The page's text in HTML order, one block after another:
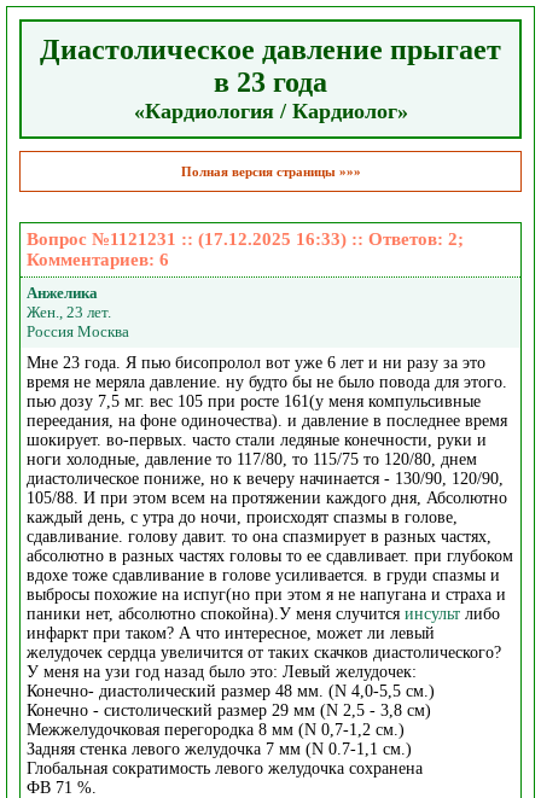
Диастолическое давление прыгает
в 23 года
«Кардиология / Кардиолог»
Полная версия страницы »»»
Вопрос №1121231 :: (17.12.2025 16:33) :: Ответов: 2;
Комментариев: 6
Анжелика
Жен., 23 лет.
Россия Москва
Мне 23 года. Я пью бисопролол вот уже 6 лет и ни разу за это
время не меряла давление. ну будто бы не было повода для этого.
пью дозу 7,5 мг. вес 105 при росте 161(у меня компульсивные
переедания, на фоне одиночества). и давление в последнее время
шокирует. во-первых. часто стали ледяные конечности, руки и
ноги холодные, давление то 117/80, то 115/75 то 120/80, днем
диастолическое пониже, но к вечеру начинается - 130/90, 120/90,
105/88. И при этом всем на протяжении каждого дня, Абсолютно
каждый день, с утра до ночи, происходят спазмы в голове,
сдавливание. голову давит. то она спазмирует в разных частях,
абсолютно в разных частях головы то ее сдавливает. при глубоком
вдохе тоже сдавливание в голове усиливается. в груди спазмы и
выбросы похожие на испуг(но при этом я не напугана и страха и
паники нет, абсолютно спокойна).У меня случится инсульт либо
инфаркт при таком? А что интересное, может ли левый
желудочек сердца увеличится от таких скачков диастолического?
У меня на узи год назад было это: Левый желудочек:
Конечно- диастолический размер 48 мм. (N 4,0-5,5 см.)
Конечно - систолический размер 29 мм (N 2,5 - 3,8 см)
Межжелудочковая перегородка 8 мм (N 0,7-1,2 см.)
Задняя стенка левого желудочка 7 мм (N 0.7-1,1 см.)
Глобальная сократимость левого желудочка сохранена
ФВ 71 %.